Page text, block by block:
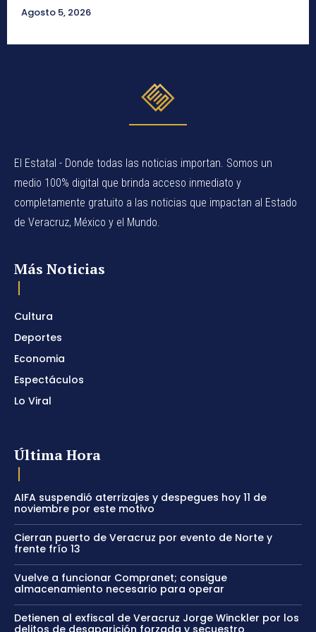
Agosto 5, 2026
El Estatal - Donde todas las noticias importan. Somos un
medio 100% digital que brinda acceso inmediato y
completamente gratuito a las noticias que impactan al Estado
de Veracruz, México y el Mundo.
Más Noticias
Cultura
Deportes
Economia
Espectáculos
Lo Viral
Última Hora
AIFA suspendió aterrizajes y despegues hoy 11 de
noviembre por este motivo
Cierran puerto de Veracruz por evento de Norte y
frente frío 13
Vuelve a funcionar Compranet; consigue
almacenamiento necesario para operar
Detienen al exfiscal de Veracruz Jorge Winckler por los
delitos de desaparición forzada y secuestro